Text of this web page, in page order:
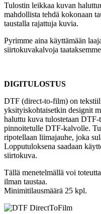
Tulostin leikkaa kuvan
mahdollista tehdä kokonaan
taustalla rajattuja kuvia.
Pyrimme aina käyttämään
siirtokuvakalvoja
DIGITULOSTUS
DTF (direct-to-film) on
yksityiskohtaisetkin designit
haluttu kuva tulostetaan
pinnoitetulle DTF-kalvolle.
ripotellaan liimajauhe, joka
Lopputuloksena saadaan
siirtokuva.
Tällä menetelmällä voi
ilman taustaa.
Minimitilausmäärä 25 kpl.